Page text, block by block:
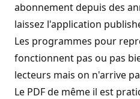
abonnement depuis des
laissez l'application
Les programmes pour
fonctionnent pas ou pas
lecteurs mais on n'arrive
Le PDF de même il est